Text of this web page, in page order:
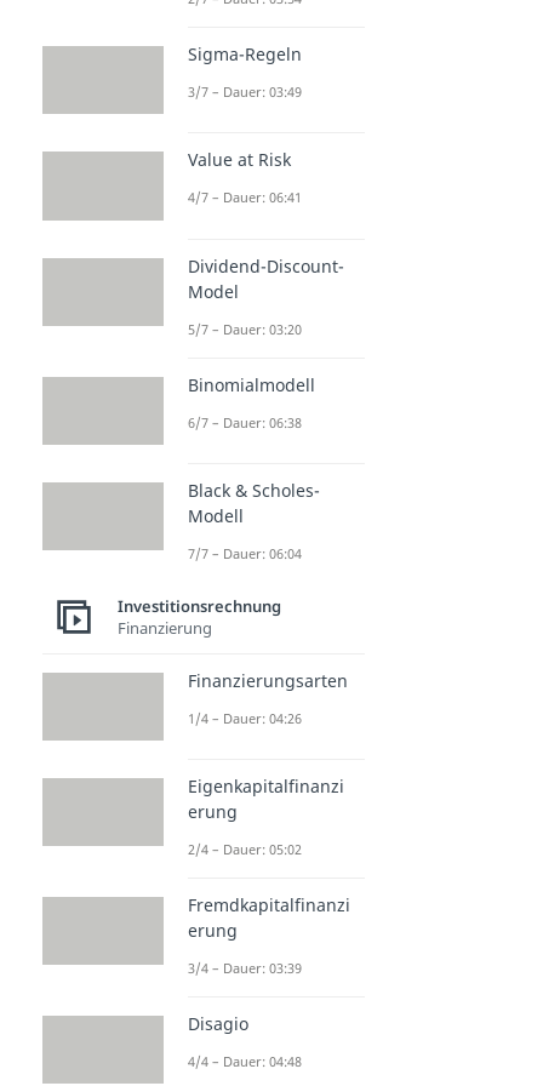
Sigma-Regeln
3/7 – Dauer: 03:49
Value at Risk
4/7 – Dauer: 06:41
Dividend-Discount-
Model
5/7 – Dauer: 03:20
Binomialmodell
6/7 – Dauer: 06:38
Black & Scholes-
Modell
7/7 – Dauer: 06:04
Investitionsrechnung
Finanzierung
Finanzierungsarten
1/4 – Dauer: 04:26
Eigenkapitalfinanzi
erung
2/4 – Dauer: 05:02
Fremdkapitalfinanzi
erung
3/4 – Dauer: 03:39
Disagio
4/4 – Dauer: 04:48